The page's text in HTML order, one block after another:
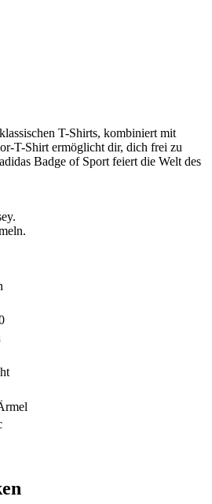
T-Shirts, kombiniert mit
T-Shirt ermöglicht dir, dich frei zu
Badge of Sport feiert die Welt des